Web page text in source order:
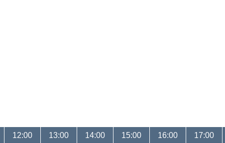
12:00 13:00 14:00 15:00 16:00 17:00